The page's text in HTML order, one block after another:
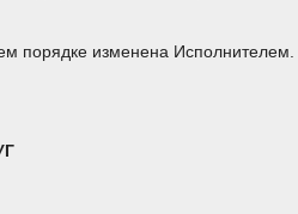
изменена Исполнителем.